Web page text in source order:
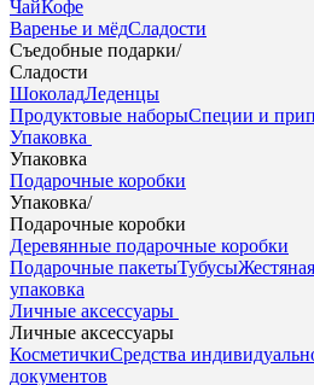
ЧайКофе
Варенье и мёдСладости
Съедобные подарки/
Сладости
ШоколадЛеденцы
Продуктовые наборыСпеции и
Упаковка
Упаковка
Подарочные коробки
Упаковка/
Подарочные коробки
Деревянные подарочные коробки
Подарочные пакетыТубусы
упаковка
Личные аксессуары
Личные аксессуары
КосметичкиСредства
документов